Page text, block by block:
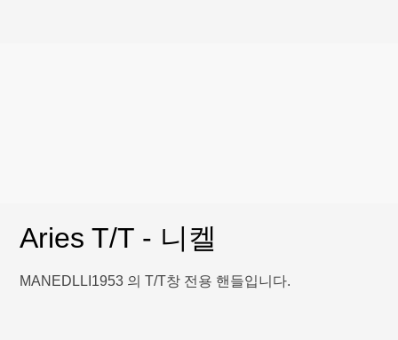
Aries T/T - 니켈
MANEDLLI1953 의 T/T창 전용 핸들입니다.